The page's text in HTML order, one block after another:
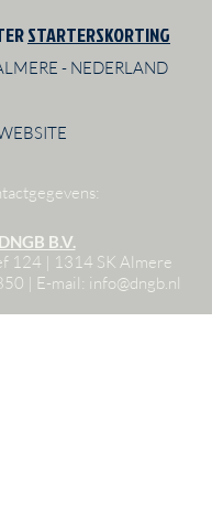
STARTERSKORTING
- NEDERLAND
DNGB B.V.
124 | 1314 SK Almere
| E-mail: info@dngb.nl